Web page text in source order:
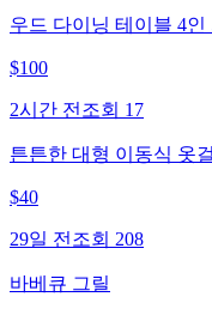
우드 다이닝 테이블 4인
$100
2시간 전 조회 17
튼튼한 대형 이동식 옷
$40
29일 전 조회 208
바베큐 그릴